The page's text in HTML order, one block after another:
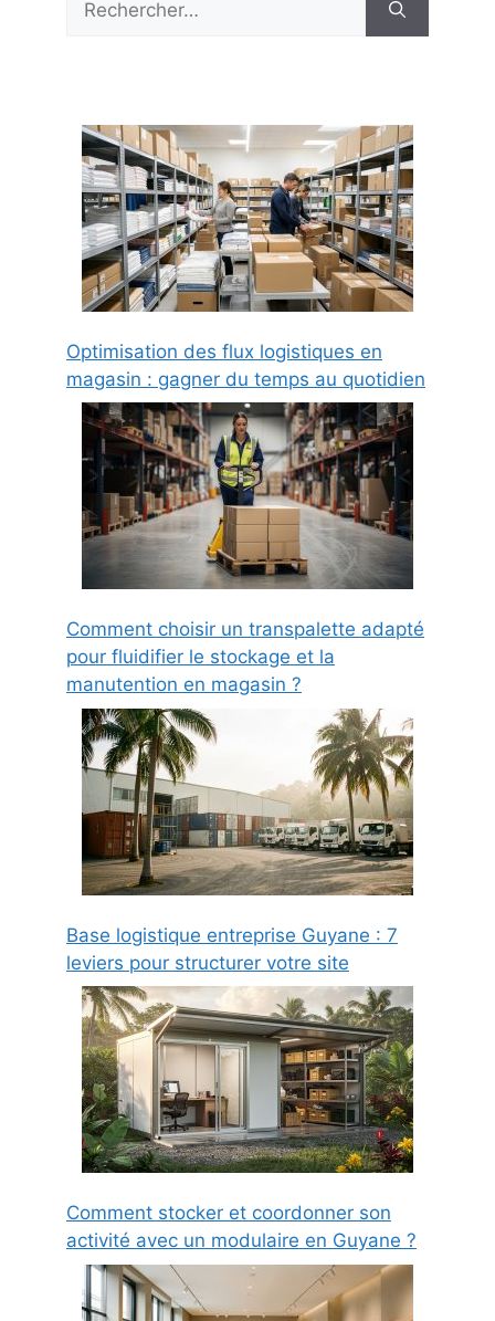
Optimisation des flux logistiques en
magasin : gagner du temps au quotidien
Comment choisir un transpalette adapté
pour fluidifier le stockage et la
manutention en magasin ?
Base logistique entreprise Guyane : 7
leviers pour structurer votre site
Comment stocker et coordonner son
activité avec un modulaire en Guyane ?